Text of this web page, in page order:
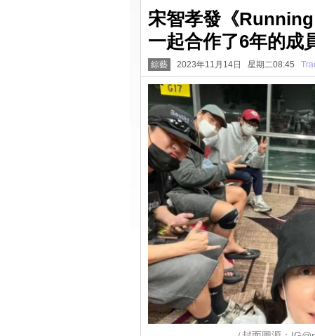
宋智孝發《Running
一起合作了6年的成
綜藝 2023年11月14日 星期二08:45